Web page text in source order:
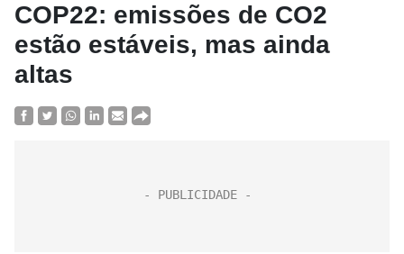
COP22: emissões de CO2
estão estáveis, mas ainda
altas